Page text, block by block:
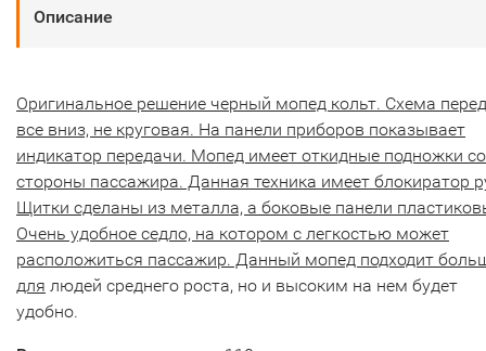
Описание
Оригинальное решение черный мопед кольт. Схема
все вниз, не круговая. На панели приборов показывает
индикатор передачи. Мопед имеет откидные подножки со
стороны пассажира. Данная техника имеет блокиратор
Щитки сделаны из металла, а боковые панели
Очень удобное седло, на котором с легкостью может
расположиться пассажир. Данный мопед подходит
для людей среднего роста, но и высоким на нем будет
удобно.